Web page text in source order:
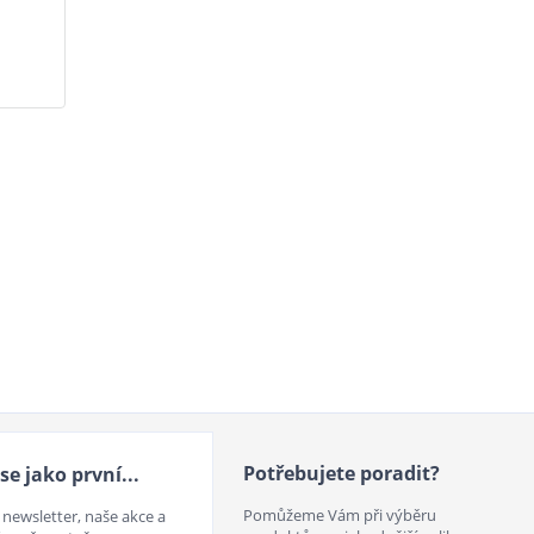
jako první...
naše akce a
Potřebujete poradit?
Pomůžeme Vám při výběru